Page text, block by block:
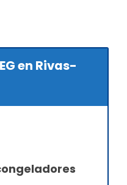
en Rivas-